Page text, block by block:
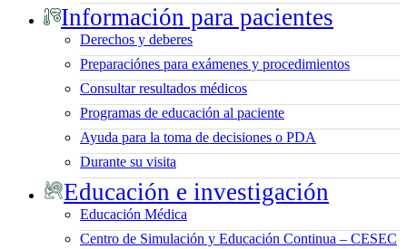
Información para pacientes
Derechos y deberes
Preparaciónes para exámenes y procedimientos
Consultar resultados médicos
Programas de educación al paciente
Ayuda para la toma de decisiones o PDA
Durante su visita
Educación e investigación
Educación Médica
Centro de Simulación y Educación Continua – CESEC